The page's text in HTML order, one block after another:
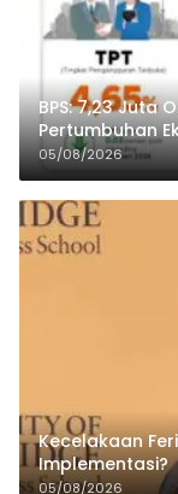
BPS: 7,23 Juta
Pertumbuhan
05/08/2026
Kecelakaan
Implementasi?
05/08/2026